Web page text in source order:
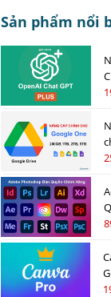
Sản phẩm nổi